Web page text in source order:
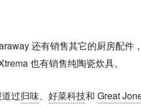
还有销售其它的厨房配件
也有销售纯陶瓷炊具。
过归味、 好菜科技和 Great